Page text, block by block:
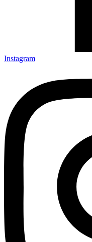
Instagram